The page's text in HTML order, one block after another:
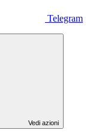
Telegram
Vedi azioni